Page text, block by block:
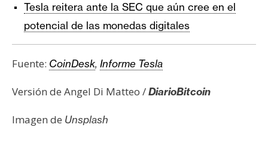
Tesla reitera ante la SEC que aún cree en el
potencial de las monedas digitales
Fuente: CoinDesk, Informe Tesla
Versión de Angel Di Matteo /DiarioBitcoin
Imagen de Unsplash